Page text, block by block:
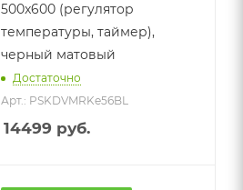
500x600 (регулятор
температуры, таймер),
черный матовый
Достаточно
Арт.: PSKDVMRKe56BL
14499 руб.